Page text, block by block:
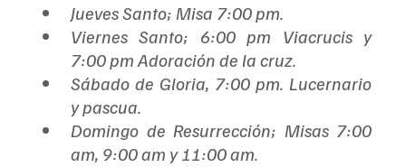
Jueves Santo; Misa 7:00 pm.
Viernes Santo; 6:00 pm Viacrucis y
7:00 pm Adoración de la cruz.
Sábado de Gloria, 7:00 pm. Lucernario
y pascua.
Domingo de Resurrección; Misas 7:00
am, 9:00 am y 11:00 am.